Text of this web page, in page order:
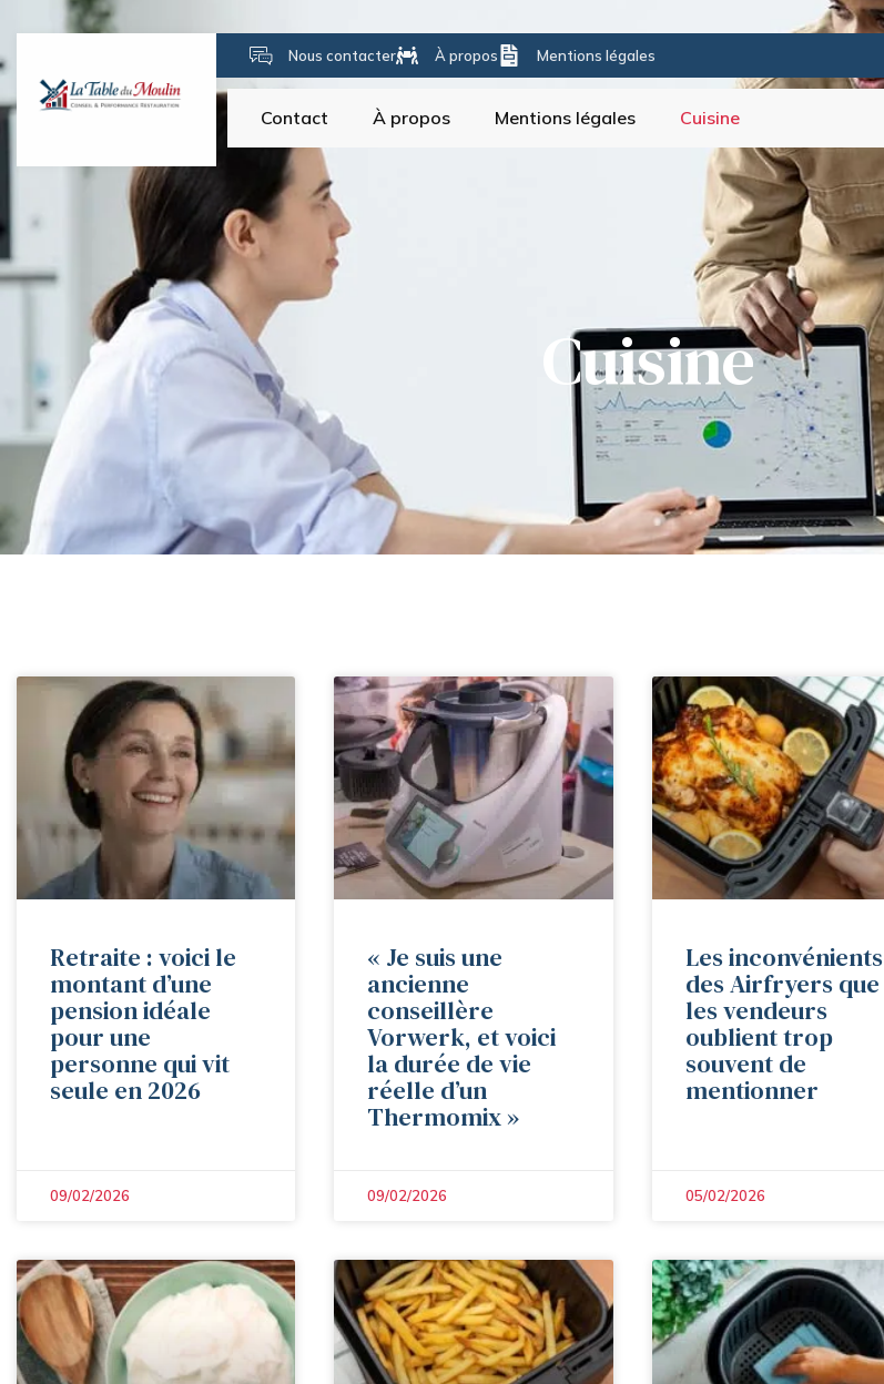
Nous contacter À propos Mentions légales
Contact À propos Mentions légales Cuisine
Cuisine
Retraite : voici le
montant d’une
pension idéale
pour une
personne qui vit
seule en 2026
09/02/2026
« Je suis une
ancienne
conseillère
Vorwerk, et voici
la durée de vie
réelle d’un
Thermomix »
09/02/2026
Les inconvénients
des Airfryers que
les vendeurs
oublient trop
souvent de
mentionner
05/02/2026